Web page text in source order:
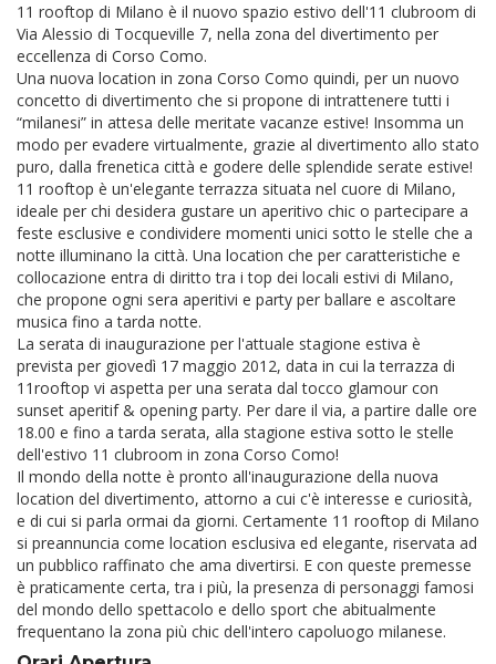
11 rooftop di Milano è il nuovo spazio estivo dell'11 clubroom di
Via Alessio di Tocqueville 7, nella zona del divertimento per
eccellenza di Corso Como.
Una nuova location in zona Corso Como quindi, per un nuovo
concetto di divertimento che si propone di intrattenere tutti i
“milanesi” in attesa delle meritate vacanze estive! Insomma un
modo per evadere virtualmente, grazie al divertimento allo stato
puro, dalla frenetica città e godere delle splendide serate estive!
11 rooftop è un'elegante terrazza situata nel cuore di Milano,
ideale per chi desidera gustare un aperitivo chic o partecipare a
feste esclusive e condividere momenti unici sotto le stelle che a
notte illuminano la città. Una location che per caratteristiche e
collocazione entra di diritto tra i top dei locali estivi di Milano,
che propone ogni sera aperitivi e party per ballare e ascoltare
musica fino a tarda notte.
La serata di inaugurazione per l'attuale stagione estiva è
prevista per giovedì 17 maggio 2012, data in cui la terrazza di
11rooftop vi aspetta per una serata dal tocco glamour con
sunset aperitif & opening party. Per dare il via, a partire dalle ore
18.00 e fino a tarda serata, alla stagione estiva sotto le stelle
dell'estivo 11 clubroom in zona Corso Como!
Il mondo della notte è pronto all'inaugurazione della nuova
location del divertimento, attorno a cui c'è interesse e curiosità,
e di cui si parla ormai da giorni. Certamente 11 rooftop di Milano
si preannuncia come location esclusiva ed elegante, riservata ad
un pubblico raffinato che ama divertirsi. E con queste premesse
è praticamente certa, tra i più, la presenza di personaggi famosi
del mondo dello spettacolo e dello sport che abitualmente
frequentano la zona più chic dell'intero capoluogo milanese.